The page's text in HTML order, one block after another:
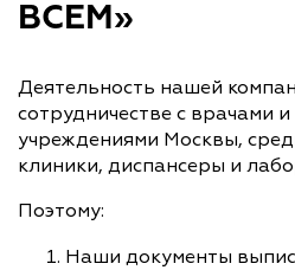
ВСЕМ»
Деятельность нашей
сотрудничестве с врачами
учреждениями Москвы,
клиники, диспансеры и
Поэтому:
Наши документы